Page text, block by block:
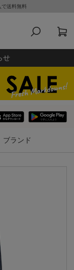
送料無料
せ
ブランド